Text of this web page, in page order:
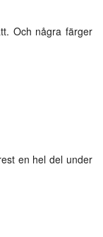
Och några färger
en hel del under